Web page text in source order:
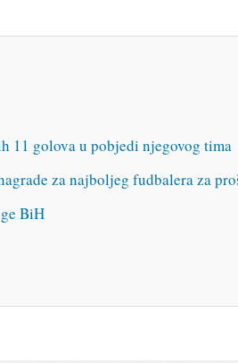
11 golova u pobjedi njegovog tima
za najboljeg fudbalera za
BiH